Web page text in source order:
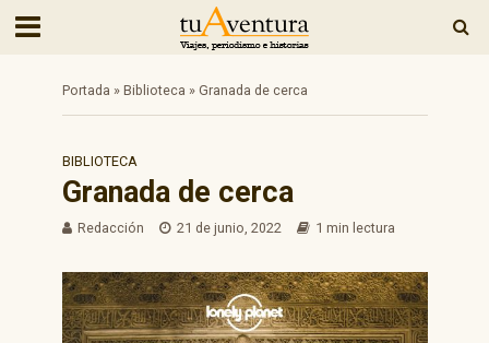
Portada » Biblioteca » Granada de cerca
BIBLIOTECA
Granada de cerca
Redacción 21 de junio, 2022 1 min lectura